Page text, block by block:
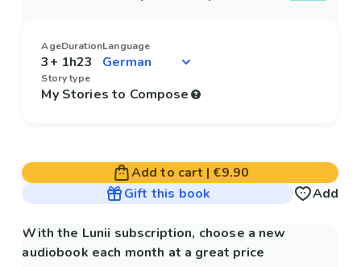
Age
3+
Duration
1h23
Language
Story type
My Stories to Compose
Add to cart | €9.90
Gift this book
Add
With the Lunii subscription, choose a new
audiobook each month at a great price